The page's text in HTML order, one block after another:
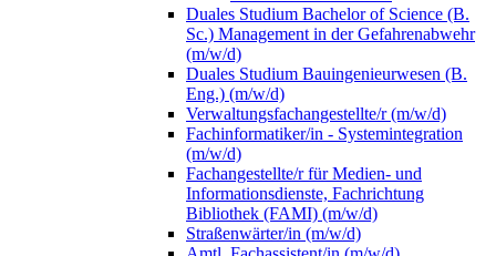
Duales Studium Bachelor of Science (B.
Sc.) Management in der Gefahrenabwehr
(m/w/d)
Duales Studium Bauingenieurwesen (B.
Eng.) (m/w/d)
Verwaltungsfachangestellte/r (m/w/d)
Fachinformatiker/in - Systemintegration
(m/w/d)
Fachangestellte/r für Medien- und
Informationsdienste, Fachrichtung
Bibliothek (FAMI) (m/w/d)
Straßenwärter/in (m/w/d)